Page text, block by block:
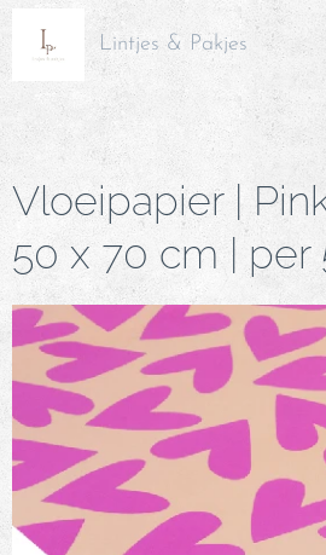
Lintjes & Pakjes
Vloeipapier |
50 x 70 cm | per